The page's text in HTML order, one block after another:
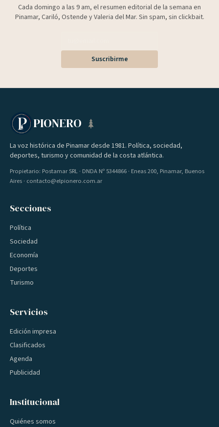
Cada domingo a las 9 am, el resumen editorial de la semana en
Pinamar, Cariló, Ostende y Valeria del Mar. Sin spam, sin clickbait.
Suscribirme
PIONERO
La voz histórica de Pinamar desde 1981. Política, sociedad,
deportes, turismo y comunidad de la costa atlántica.
Propietario: Postamar SRL · DNDA Nº 5344866 · Eneas 200, Pinamar, Buenos
Aires · contacto@elpionero.com.ar
Secciones
Política
Sociedad
Economía
Deportes
Turismo
Servicios
Edición impresa
Clasificados
Agenda
Publicidad
Institucional
Quiénes somos